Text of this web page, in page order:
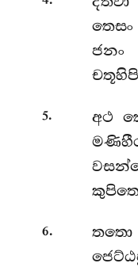
තෙසං
ජනං
5.
අථ
6.